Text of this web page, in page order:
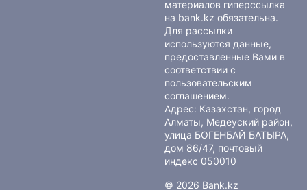
материалов гиперссылка
на bank.kz обязательна.
Для рассылки
используются данные,
предоставленные Вами в
соответствии с
пользовательским
соглашением.
Адрес: Казахстан, город
Алматы, Медеуский район,
улица БОГЕНБАЙ БАТЫРА,
дом 86/47, почтовый
индекс 050010
© 2026 Bank.kz